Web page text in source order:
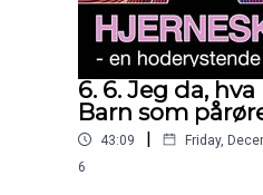
6. 6. Jeg da,
Barn som
43:09 | Friday,
6